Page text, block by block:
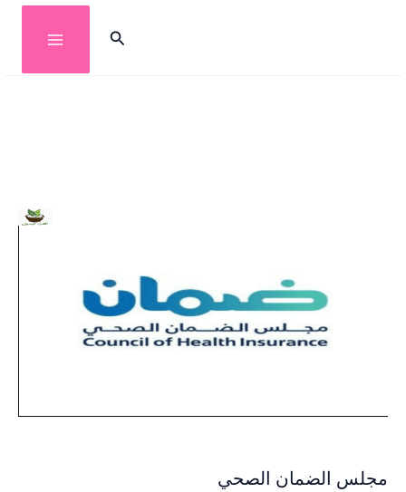
البحث
مجلس الضمان الصحي